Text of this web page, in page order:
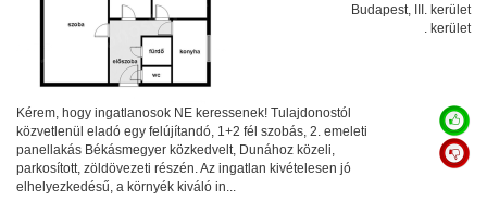
Budapest, III. kerület
. kerület
Kérem, hogy ingatlanosok NE keressenek! Tulajdonostól
közvetlenül eladó egy felújítandó, 1+2 fél szobás, 2. emeleti
panellakás Békásmegyer közkedvelt, Dunához közeli,
parkosított, zöldövezeti részén. Az ingatlan kivételesen jó
elhelyezkedésű, a környék kiváló in...